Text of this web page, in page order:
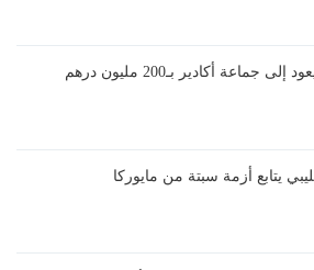
جماعة أكادير بـ200 مليون درهم
يتابع أزمة سبتة من مايوركا